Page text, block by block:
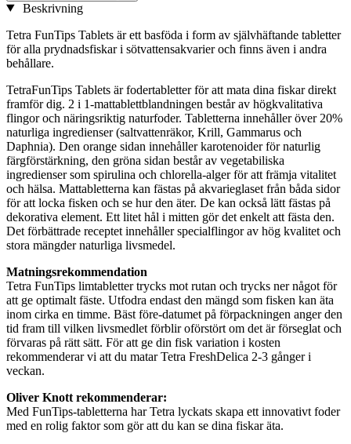
Beskrivning
Tetra FunTips Tablets är ett basföda i form av självhäftande tabletter
för alla prydnadsfiskar i sötvattensakvarier och finns även i andra
behållare.
TetraFunTips Tablets är fodertabletter för att mata dina fiskar direkt
framför dig. 2 i 1-mattablettblandningen består av högkvalitativa
flingor och näringsriktig naturfoder. Tabletterna innehåller över 20%
naturliga ingredienser (saltvattenräkor, Krill, Gammarus och
Daphnia). Den orange sidan innehåller karotenoider för naturlig
färgförstärkning, den gröna sidan består av vegetabiliska
ingredienser som spirulina och chlorella-alger för att främja vitalitet
och hälsa. Mattabletterna kan fästas på akvarieglaset från båda sidor
för att locka fisken och se hur den äter. De kan också lätt fästas på
dekorativa element. Ett litet hål i mitten gör det enkelt att fästa den.
Det förbättrade receptet innehåller specialflingor av hög kvalitet och
stora mängder naturliga livsmedel.
Matningsrekommendation
Tetra FunTips limtabletter trycks mot rutan och trycks ner något för
att ge optimalt fäste. Utfodra endast den mängd som fisken kan äta
inom cirka en timme. Bäst före-datumet på förpackningen anger den
tid fram till vilken livsmedlet förblir oförstört om det är förseglat och
förvaras på rätt sätt. För att ge din fisk variation i kosten
rekommenderar vi att du matar Tetra FreshDelica 2-3 gånger i
veckan.
Oliver Knott rekommenderar:
Med FunTips-tabletterna har Tetra lyckats skapa ett innovativt foder
med en rolig faktor som gör att du kan se dina fiskar äta.